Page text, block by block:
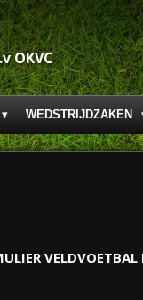
OKVC
WEDSTRIJDZAKEN